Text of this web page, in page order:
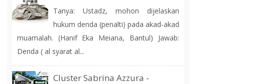
Tanya: Ustadz, mohon dijelaskan
hukum denda (penalti) pada akad-akad
muamalah. (Hanif Eka Meiana, Bantul) Jawab:
Denda ( al syarat al...
Cluster Sabrina Azzura -